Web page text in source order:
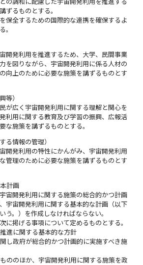
ずるものとする。
保全するための国際的な連携を確保するよ
。
開発利用を推進するため、大学、民間事業
を図りながら、宇宙開発利用に係る人材の
向上のために必要な施策を講ずるものとす
等）
が広く宇宙開発利用に関する理解と関心を
利用に関する教育及び学習の振興、広報活
な施策を講ずるものとする。
る情報の管理）
開発利用の特性にかんがみ、宇宙開発利用
管理のために必要な施策を講ずるものとす
計画
宙開発利用に関する施策の総合的かつ計画
宇宙開発利用に関する基本的な計画（以下
う。）を作成しなければならない。
に掲げる事項について定めるものとする。
進に関する基本的な方針
し政府が総合的かつ計画的に実施すべき施
ののほか、宇宙開発利用に関する施策を政